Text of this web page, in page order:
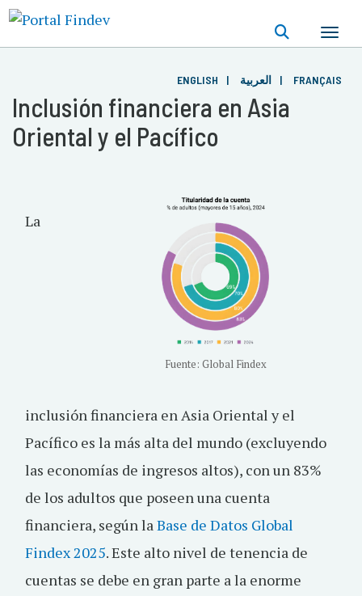
principal
ENGLISH العربية FRANÇAIS
Inclusión financiera en Asia
Oriental y el Pacífico
Fuente: Global Findex
La
inclusión financiera en Asia Oriental y el
Pacífico es la más alta del mundo (excluyendo
las economías de ingresos altos), con un 83%
de los adultos que poseen una cuenta
financiera, según la Base de Datos Global
Findex 2025. Este alto nivel de tenencia de
cuentas se debe en gran parte a la enorme